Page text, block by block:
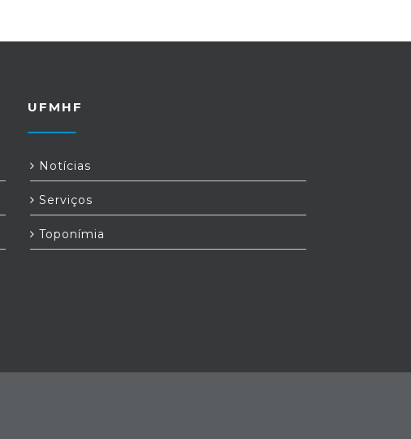
UFMHF
Notícias
Serviços
Toponímia